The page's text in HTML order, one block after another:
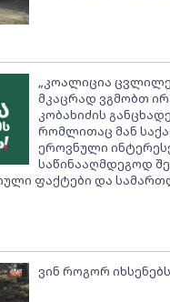
„კოალიცია
მკაცრად ვგმობთ
კობახიძის
რომლითაც მან
ეროვნული
საწინააღმდეგოდ
ფაქტები და
ვინ როგორ